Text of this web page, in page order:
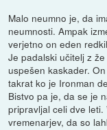
Malo neumno je, da
neumnosti. Ampak
verjetno on eden
Je padalski učitelj z
uspešen kaskader.
takrat ko je Ironman
Bistvo pa je, da se je
pripravljal celi dve
vremenarjev, da so